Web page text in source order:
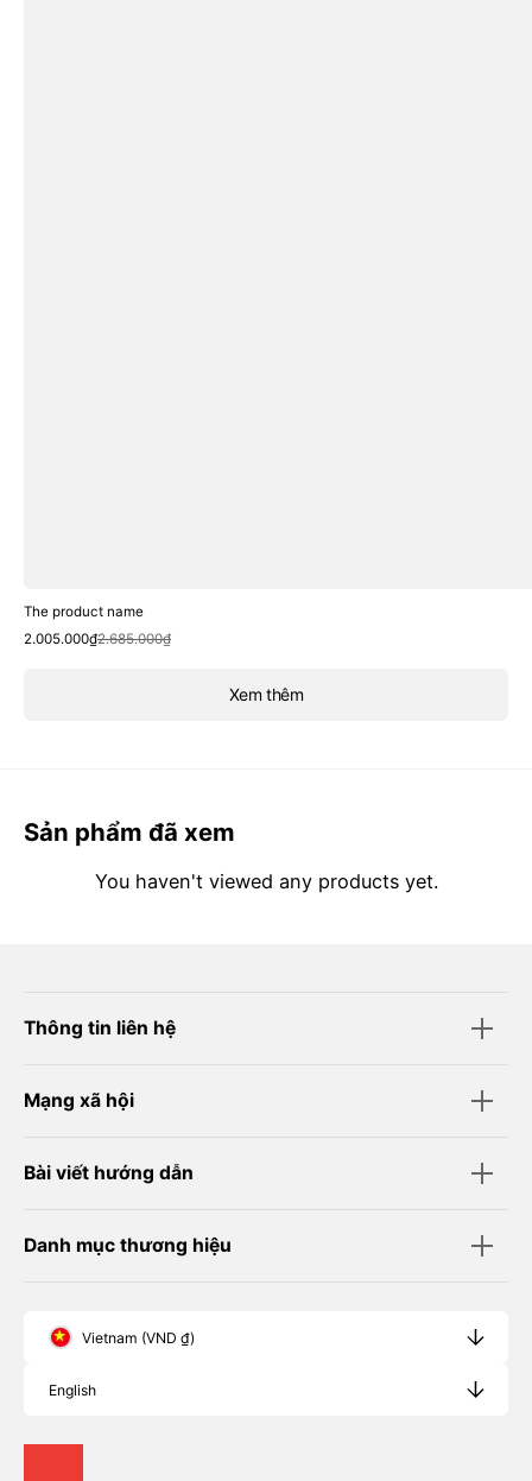
Xem thêm
The product name
Sale
2.005.000₫
Regular
2.685.000₫
Sản phẩm đã xem
You haven't viewed any products yet.
Thông tin liên hệ
Mạng xã hội
Bài viết hướng dẫn
Danh mục thương hiệu
Vietnam (VND ₫)
English